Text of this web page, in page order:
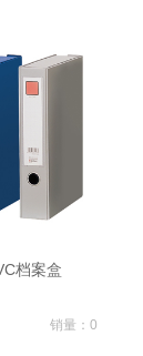
档案盒
销量：0